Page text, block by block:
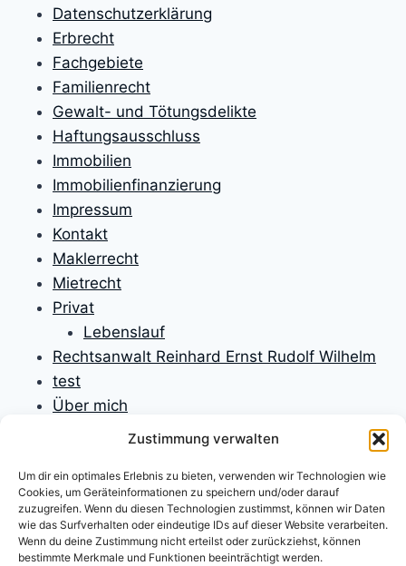
Zustimmung verwalten
Um dir ein optimales Erlebnis zu bieten, verwenden wir Technologien wie
Cookies, um Geräteinformationen zu speichern und/oder darauf
zuzugreifen. Wenn du diesen Technologien zustimmst, können wir Daten
wie das Surfverhalten oder eindeutige IDs auf dieser Website verarbeiten.
Wenn du deine Zustimmung nicht erteilst oder zurückziehst, können
bestimmte Merkmale und Funktionen beeinträchtigt werden.
Datenschutzerklärung
Erbrecht
Fachgebiete
Familienrecht
Gewalt- und Tötungsdelikte
Haftungsausschluss
Immobilien
Immobilienfinanzierung
Impressum
Kontakt
Maklerrecht
Mietrecht
Privat
Lebenslauf
Rechtsanwalt Reinhard Ernst Rudolf Wilhelm
test
Über mich
Unfallversicherungen
Verfassungsrecht
Versicherungen
Versicherungsrecht
Willkommen